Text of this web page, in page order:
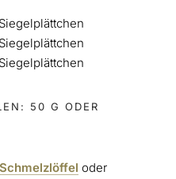
50 G ODER
Schmelzlöffel oder